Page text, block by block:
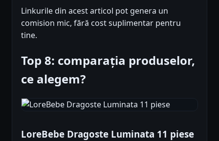
Linkurile din acest articol pot genera un
comision mic, fără cost suplimentar pentru
tine.
Top 8: comparația produselor,
ce alegem?
LoreBebe Dragoste Luminata 11 piese